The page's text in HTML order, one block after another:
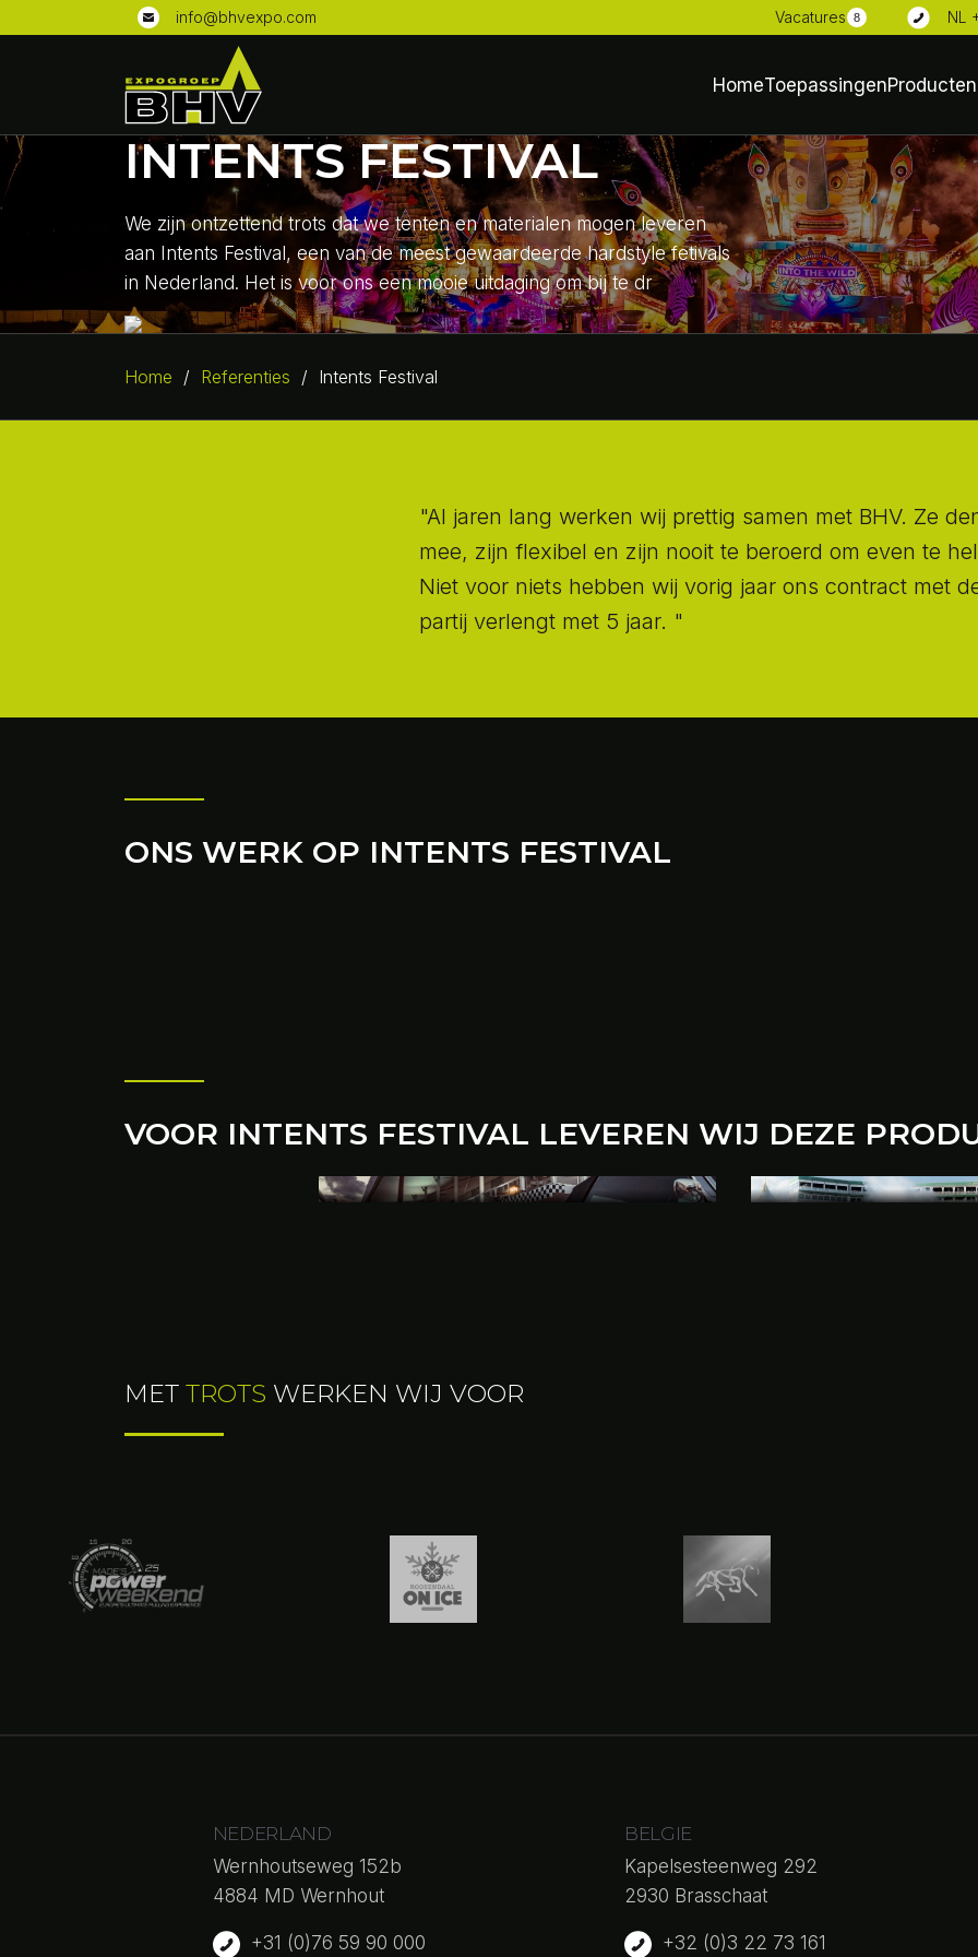
info@bhvexpo.com Vacatures 8 NL
HomeToepassingenProducten
INTENTS FESTIVAL
We zijn ontzettend trots dat we tenten en materialen mogen leveren
aan Intents Festival, een van de meest gewaardeerde hardstyle fetivals
in Nederland. Het is voor ons een mooie uitdaging om bij te dr
Home / Referenties / Intents Festival
"Al jaren lang werken wij prettig samen met BHV. Ze
mee, zijn flexibel en zijn nooit te beroerd om even te
Niet voor niets hebben wij vorig jaar ons contract met
partij verlengt met 5 jaar. "
ONS WERK OP INTENTS FESTIVAL
VOOR INTENTS FESTIVAL LEVEREN WIJ DEZE
DUBBELDEKKER
MET TROTS WERKEN WIJ VOOR
NEDERLAND
Wernhoutseweg 152b
4884 MD Wernhout
+31 (0)76 59 90 000
BELGIE
Kapelsesteenweg 292
2930 Brasschaat
+32 (0)3 22 73 161